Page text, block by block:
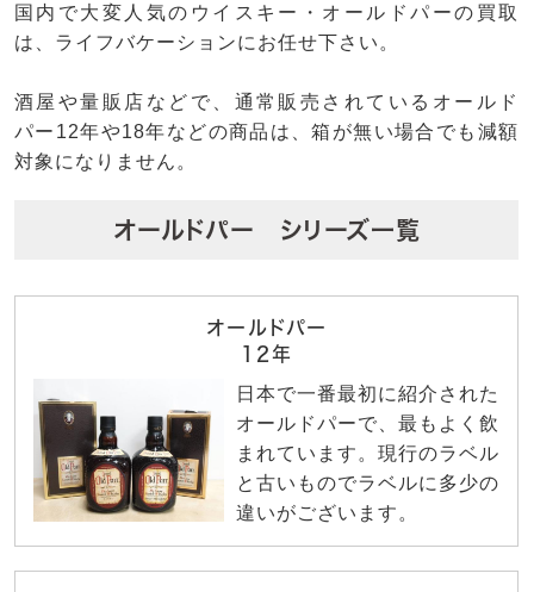
国内で大変人気のウイスキー・オールドパーの買取
は、ライフバケーションにお任せ下さい。
酒屋や量販店などで、通常販売されているオールド
パー12年や18年などの商品は、箱が無い場合でも減額
対象になりません。
オールドパー シリーズ一覧
オールドパー
12年
日本で一番最初に紹介された
オールドパーで、最もよく飲
まれています。現行のラベル
と古いものでラベルに多少の
違いがございます。